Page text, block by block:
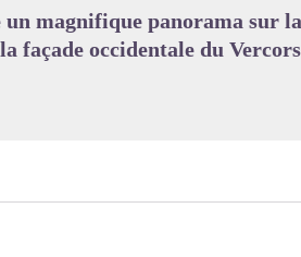
magnifique panorama sur
façade occidentale du